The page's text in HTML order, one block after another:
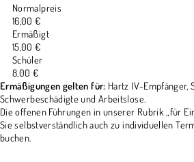
Normalpreis
16,00 €
Ermäßigt
15,00 €
Schüler
8,00 €
Ermäßigungen gelten für: Hartz IV-Empfänger,
Schwerbeschädigte und Arbeitslose.
Die offenen Führungen in unserer Rubrik „für
Sie selbstverständlich auch zu individuellen
buchen.